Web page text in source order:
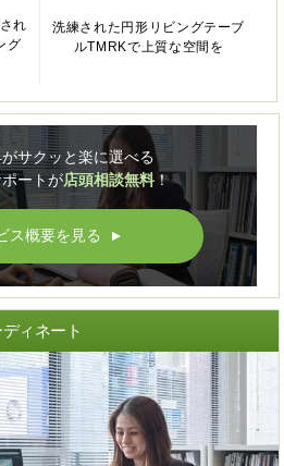
れ
グ
洗練された円形リビングテーブ
ルTMRKで上質な空間を
サクッと楽に選べる
ートが店頭相談無料！
ス概要を見る ▲
ィネート